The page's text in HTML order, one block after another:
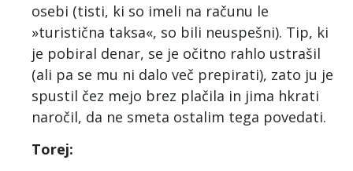
osebi (tisti, ki so imeli na računu le
»turistična taksa«, so bili neuspešni). Tip, ki
je pobiral denar, se je očitno rahlo ustrašil
(ali pa se mu ni dalo več prepirati), zato ju je
spustil čez mejo brez plačila in jima hkrati
naročil, da ne smeta ostalim tega povedati.
Torej: